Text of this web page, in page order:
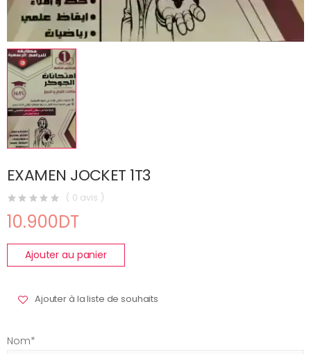
EXAMEN JOCKET 1T3
( 0 avis )
10.900DT
Ajouter au panier
Ajouter à la liste de souhaits
Nom*